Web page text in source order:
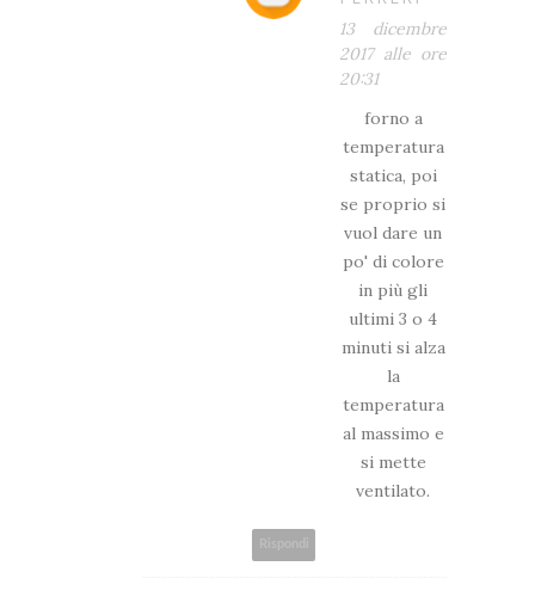
13 dicembre
2017 alle ore
20:31
forno a
temperatura
statica, poi
se proprio si
vuol dare un
po' di colore
in più gli
ultimi 3 o 4
minuti si alza
la
temperatura
al massimo e
si mette
ventilato.